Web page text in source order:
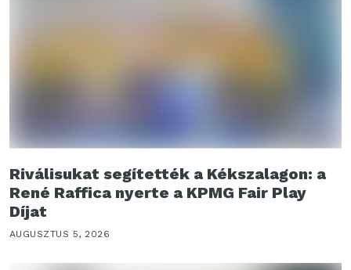
Riválisukat segítették a Kékszalagon: a
René Raffica nyerte a KPMG Fair Play
Díjat
AUGUSZTUS 5, 2026